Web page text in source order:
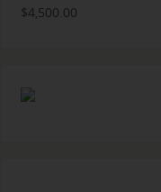
$4,500.00